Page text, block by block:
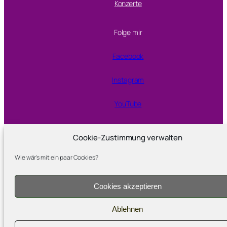
Cookie-Zustimmung verwalten
Wie wär's mit ein paar Cookies?
Cookies akzeptieren
Ablehnen
Konzerte
Folge mir
Facebook
Instagram
YouTube
Proudly powered byWordPress